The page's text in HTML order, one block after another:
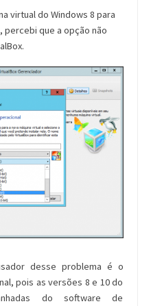
virtual do Windows 8 para
que a opção não
desse problema é o
pois as versões 8 e 10 do
do software de